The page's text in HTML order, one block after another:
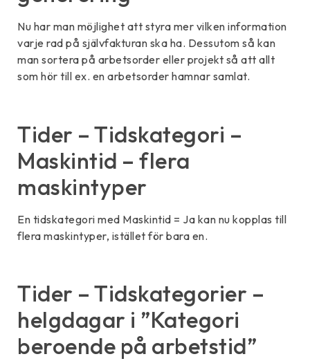
Nu har man möjlighet att styra mer vilken information
varje rad på självfakturan ska ha. Dessutom så kan
man sortera på arbetsorder eller projekt så att allt
som hör till ex. en arbetsorder hamnar samlat.
Tider – Tidskategori –
Maskintid – flera
maskintyper
En tidskategori med Maskintid = Ja kan nu kopplas till
flera maskintyper, istället för bara en.
Tider – Tidskategorier –
helgdagar i ”Kategori
beroende på arbetstid”